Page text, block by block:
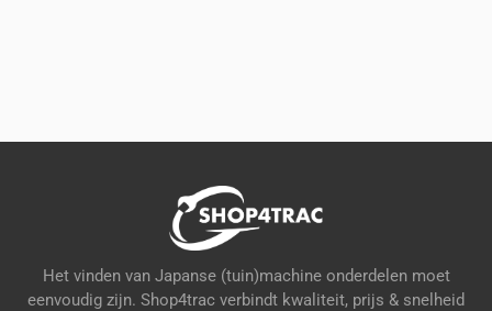
Het vinden van Japanse (tuin)machine onderdelen moet
eenvoudig zijn. Shop4trac verbindt kwaliteit, prijs & snelheid